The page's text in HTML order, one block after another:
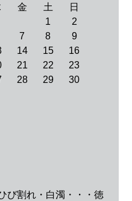
金 土
日
1
2
7 8
9
14 15
16
21 22
23
28 29
30
び割れ・白濁・・・徳